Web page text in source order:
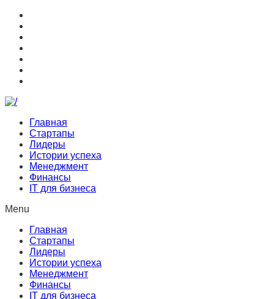
Главная
Стартапы
Лидеры
Истории успеха
Менеджмент
Финансы
IT для бизнеса
Menu
Главная
Стартапы
Лидеры
Истории успеха
Менеджмент
Финансы
IT для бизнеса